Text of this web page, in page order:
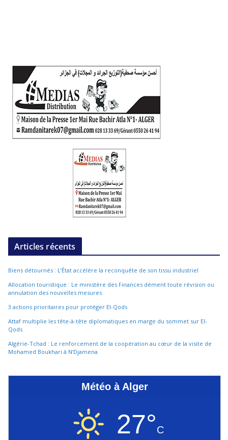
Articles récents
Biens détournés : L’État accélère la reconquête de son tissu industriel
Allocation touristique : Le ministère des Finances dément toute révision ou
annulation des nouvelles mesures
3 actions prioritaires pour protéger El-Qods
Attaf multiplie les tête-à-tête diplomatiques en marge du sommet sur El-
Qods
Algérie-Tchad : Le renforcement de la coopération au cœur de la visite de
Mohamed Boukhari à N’Djamena
Météo à Alger
27°C